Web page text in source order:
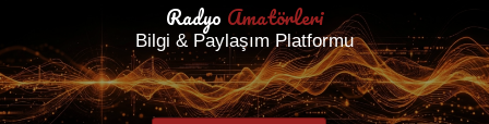
Radyo Amatörleri
Bilgi & Paylaşım Platformu